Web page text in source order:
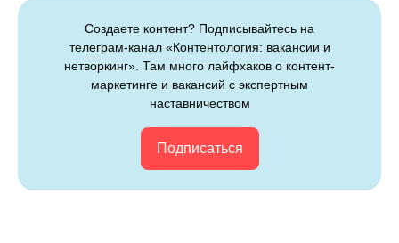
Создаете контент? Подписывайтесь на
телеграм-канал «Контентология: вакансии и
нетворкинг». Там много лайфхаков о контент-
маркетинге и вакансий с экспертным
наставничеством
Подписаться